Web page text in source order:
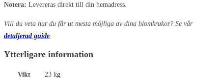
Notera: Levereras direkt till din hemadress.
Vill du veta hur du får ut mesta möjliga av dina blomkrukor? Se vår
detaljerad guide
Ytterligare information
Vikt
23 kg